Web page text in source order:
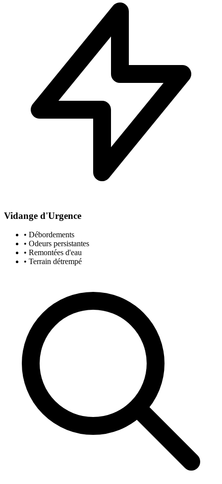
Vidange d'Urgence
• Débordements
• Odeurs persistantes
• Remontées d'eau
• Terrain détrempé